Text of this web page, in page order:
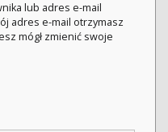
lub adres e-mail
adres e-mail otrzymasz
mógł zmienić swoje